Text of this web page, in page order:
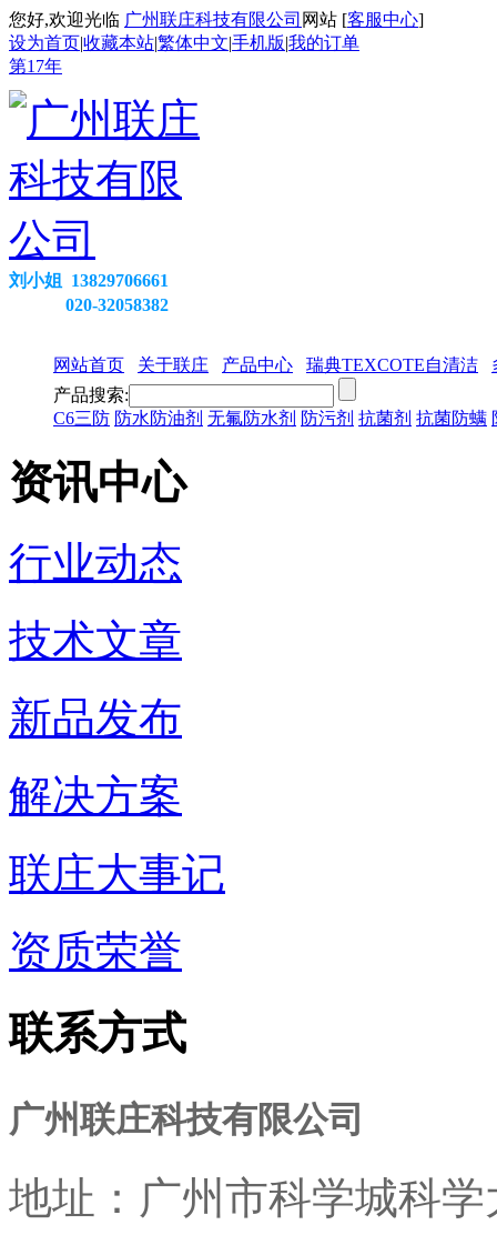
您好,欢迎光临 广州联庄科技有限公司 网站 [客服中心]
设为首页|收藏本站|繁体中文|手机版|我的订单
第17年
刘小姐 13829706661
020-32058382
网站首页 关于联庄 产品中心 瑞典TEXCOTE自清洁
产品搜索:
C6三防 防水防油剂 无氟防水剂 防污剂 抗菌剂 抗菌防螨
资讯中心
行业动态
技术文章
新品发布
解决方案
联庄大事记
资质荣誉
联系方式
广州联庄科技有限公司
地址： 广州市科学城科